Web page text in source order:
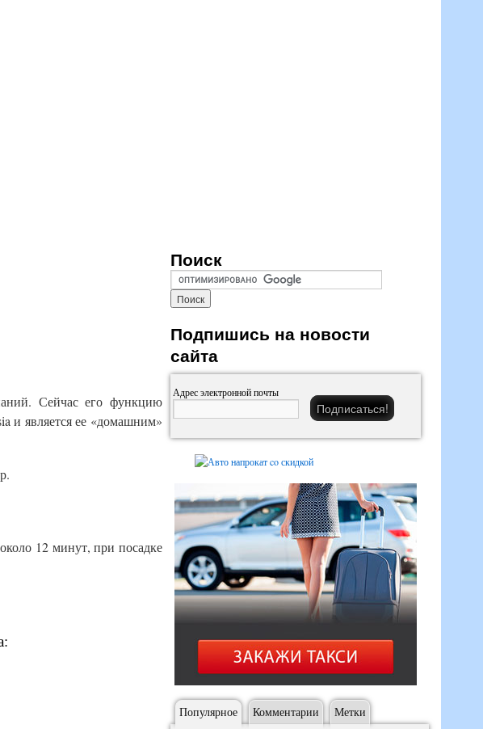
Сейчас его функцию
и является ее «домашним»
12 минут, при посадке
Поиск
Подпишись на новости
сайта
Адрес электронной почты
Популярное Комментарии Метки